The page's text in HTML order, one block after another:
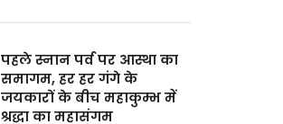
पहले स्नान पर्व पर आस्था का
समागम, हर हर गंगे के
जयकारों के बीच महाकुम्भ में
श्रद्धा का महासंगम